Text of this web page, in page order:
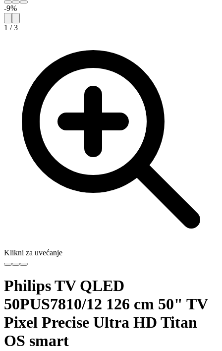
-9%
1 /3
Klikni za uvećanje
Philips TV QLED
50PUS7810/12 126 cm 50" TV
Pixel Precise Ultra HD Titan
OS smart